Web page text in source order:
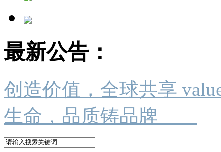
最新公告：
创造价值，全球共享
生命，品质铸品牌